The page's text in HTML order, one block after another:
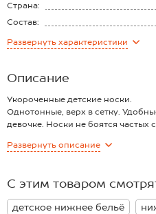
Страна:
Состав:
Развернуть характеристики
Описание
Укороченные детские носки.
Однотонные, верх в сетку.
девочке. Носки не боятся частых
под спортивную обувь
школы, повседневных прогулок и
незаметными под школьной
Развернуть описание
С этим товаром
детское нижнее бельё